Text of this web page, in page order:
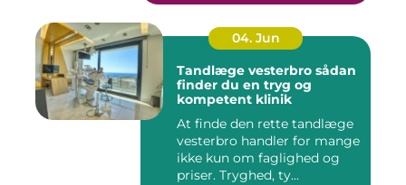
04. Jun
Tandlæge vesterbro sådan
finder du en tryg og
kompetent klinik
At finde den rette tandlæge
vesterbro handler for mange
ikke kun om faglighed og
priser. Tryghed, ty...